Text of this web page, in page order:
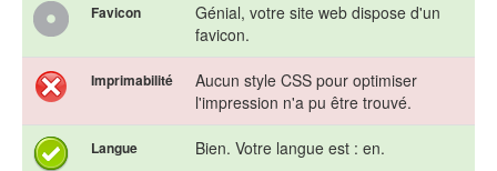
Favicon
Génial, votre site web dispose d'un
favicon.
Imprimabilité
Aucun style CSS pour optimiser
l'impression n'a pu être trouvé.
Langue Bien. Votre langue est : en.